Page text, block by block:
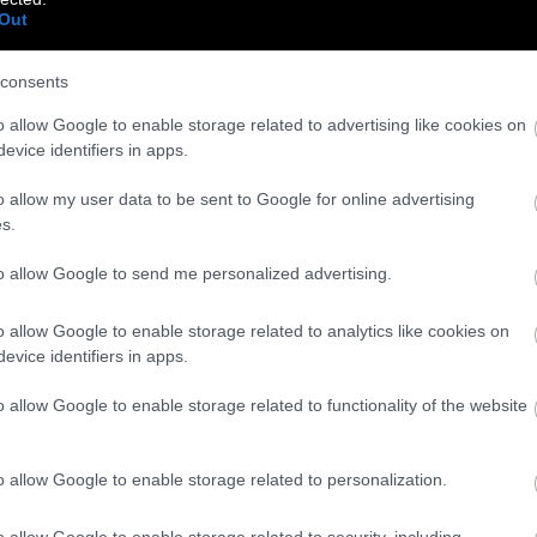
allow Google to enable storage related to advertising like cookies on
identifiers in apps.
allow my user data to be sent to Google for online advertising
allow Google to send me personalized advertising.
allow Google to enable storage related to analytics like cookies on
identifiers in apps.
allow Google to enable storage related to functionality of the website
allow Google to enable storage related to personalization.
δεν παρακολούθησα εδώ και ώρα. Ομοίως
αφοσιωμένοι πάντα στο πιο μακρινό
ώρα της Φαίης
τα Νέα Ελληνικα Γ
έκθεση – ανάπτυξη του Μικρού
– συνεργάτες – τεχνικούς, όπως
του νομπελίστα ποιητή, σε σχέση με άλλα